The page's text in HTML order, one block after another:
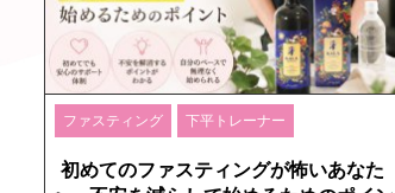
ファスティング 下平トレーナー
初めてのファスティングが怖いあなた